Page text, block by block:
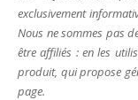
exclusivement
Nous ne sommes pas
être affiliés : en les
produit, qui propose
page.